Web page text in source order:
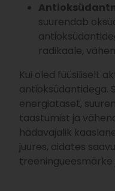
suurendab
radikaale,
Kui oled füüsiliselt
antioksüdantidega.
energiataset,
taastumist ja
hädavajalik
juures, aidates
treeningueesmärke